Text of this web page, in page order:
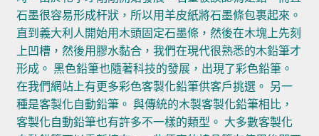
石墨很容易形成杆狀，所以用羊皮紙將石墨條包裹起來。
直到義大利人開始用木頭固定石墨條，然後在木塊上先刻
上凹槽，然後用膠水黏合，我們在現代很熟悉的木鉛筆才
形成。 黑色鉛筆也隨著科技的發展，出現了彩色鉛筆。
在我們網站上有更多彩色客製化鉛筆供客戶挑選。 另一
種是客製化自動鉛筆。 與傳統的木製客製化鉛筆相比，
客製化自動鉛筆也有許多不一樣的類型。 大多數客製化